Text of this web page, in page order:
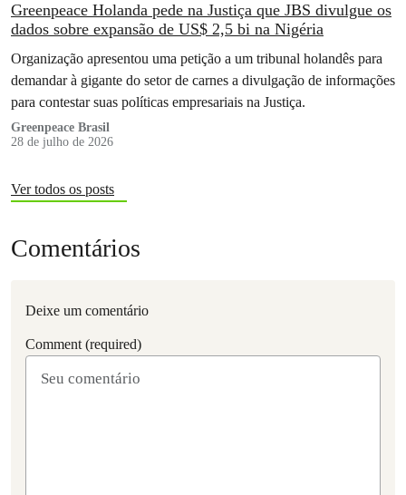
Greenpeace Holanda pede na Justiça que JBS divulgue os
dados sobre expansão de US$ 2,5 bi na Nigéria
Organização apresentou uma petição a um tribunal holandês para
demandar à gigante do setor de carnes a divulgação de informações
para contestar suas políticas empresariais na Justiça.
Greenpeace Brasil
28 de julho de 2026
Ver todos os posts
Comentários
Deixe um comentário
Comment (required)